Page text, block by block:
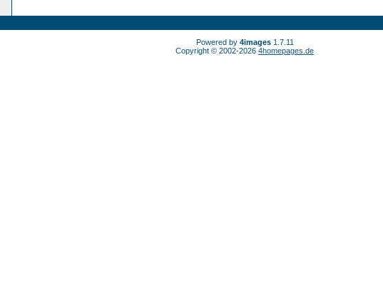
Powered by 4images1.7.11
Copyright © 2002-2026 4homepages.de